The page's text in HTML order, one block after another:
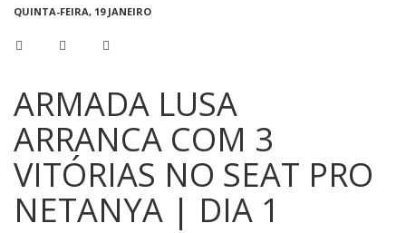
QUINTA-FEIRA, 19 JANEIRO
ARMADA LUSA
ARRANCA COM 3
VITÓRIAS NO SEAT PRO
NETANYA | DIA 1